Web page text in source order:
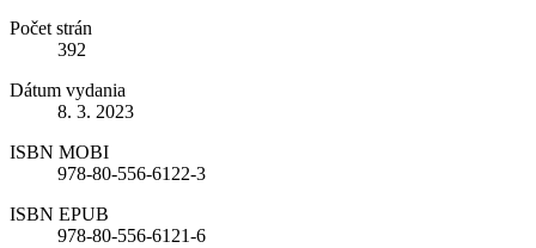
Počet strán
392
Dátum vydania
8. 3. 2023
ISBN MOBI
978-80-556-6122-3
ISBN EPUB
978-80-556-6121-6